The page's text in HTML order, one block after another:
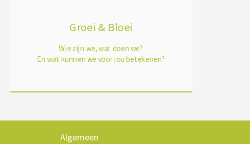
Groei & Bloei
Wie zijn we, wat doen we?
En wat kunnen we voor jou betekenen?
Algemeen